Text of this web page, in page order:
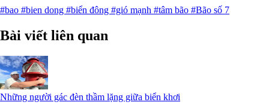
#bao #bien dong #biển đông #gió mạnh #tâm bão #Bão số 7
Bài viết liên quan
Những người gác đèn thầm lặng giữa biển khơi